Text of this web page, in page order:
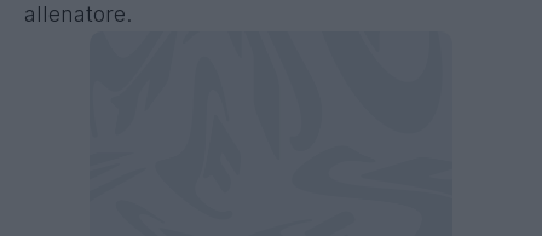
allenatore.